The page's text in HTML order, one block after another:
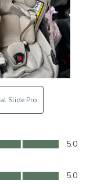
Slide Pro
5.0
5.0